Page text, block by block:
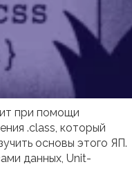
при помощи
.class, который
основы этого ЯП.
данных, Unit-